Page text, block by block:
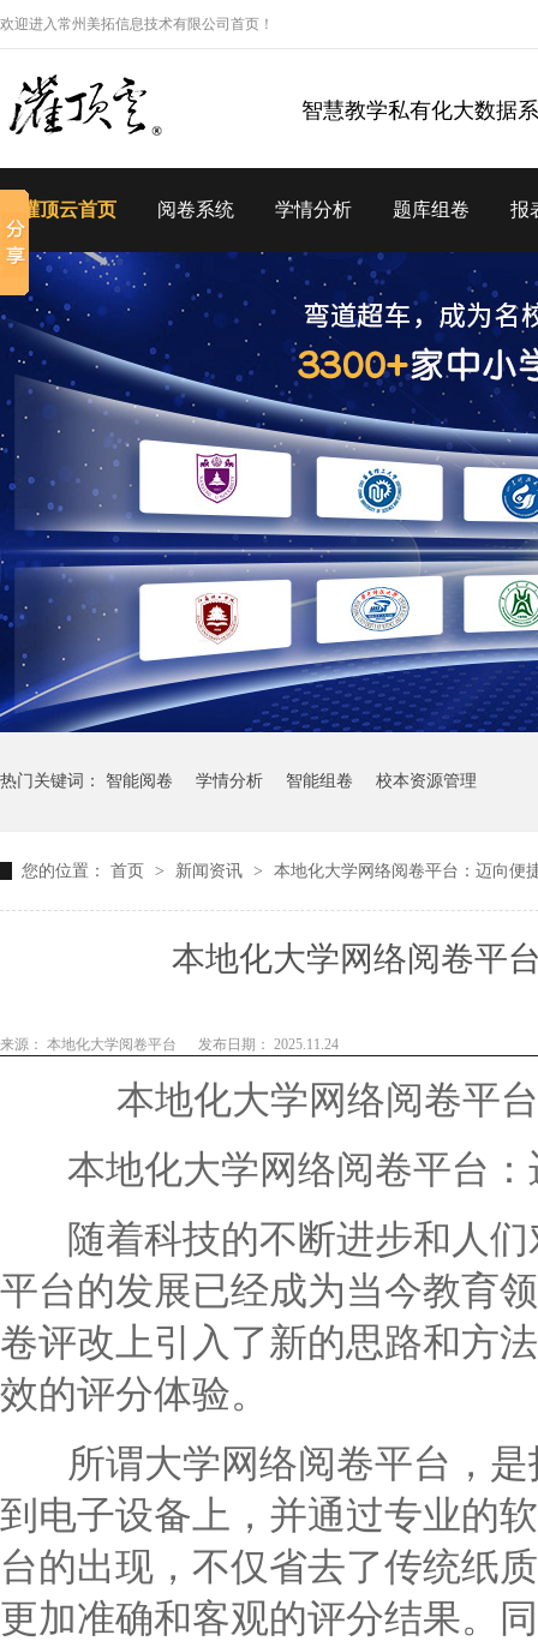
欢迎进入常州美拓信息技术有限公司首页！
智慧教学私有化大数据
灌顶云首页 阅卷系统 学情分析 题库组卷 报
热门关键词： 智能阅卷 学情分析 智能组卷 校本资源管理
您的位置： 首页 > 新闻资讯 > 本地化大学网络阅卷平台：迈向便
本地化大学网络阅卷平
来源： 本地化大学阅卷平台 发布日期： 2025.11.24
本地化大学网络阅卷平
本地化大学网络阅卷平台：
随着科技的不断进步和人们
平台的发展已经成为当今教育
卷评改上引入了新的思路和方
效的评分体验。
所谓大学网络阅卷平台，是
到电子设备上，并通过专业的
台的出现，不仅省去了传统纸
更加准确和客观的评分结果。